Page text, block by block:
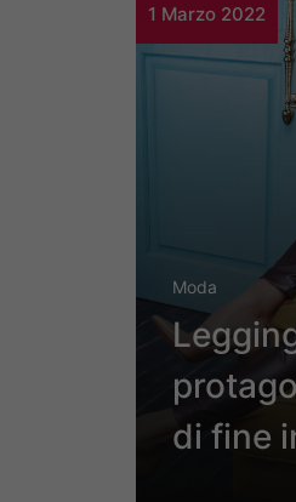
1 Marzo 2022
Moda
di fine